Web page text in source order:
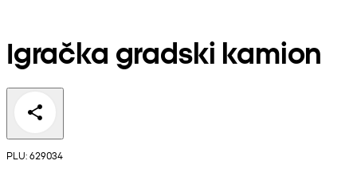
Igračka gradski kamion
PLU: 629034